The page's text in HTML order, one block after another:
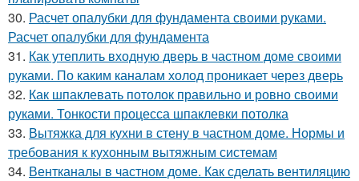
30. Расчет опалубки для фундамента своими руками.
Расчет опалубки для фундамента
31. Как утеплить входную дверь в частном доме своими
руками. По каким каналам холод проникает через дверь
32. Как шпаклевать потолок правильно и ровно своими
руками. Тонкости процесса шпаклевки потолка
33. Вытяжка для кухни в стену в частном доме. Нормы и
требования к кухонным вытяжным системам
34. Вентканалы в частном доме. Как сделать вентиляцию